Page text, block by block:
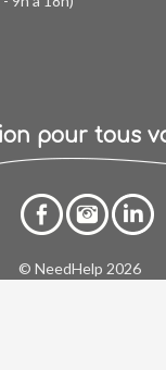
pour tous
© NeedHelp 2026